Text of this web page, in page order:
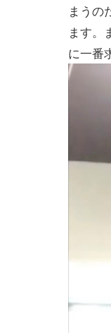
まうの
ます。
に一番